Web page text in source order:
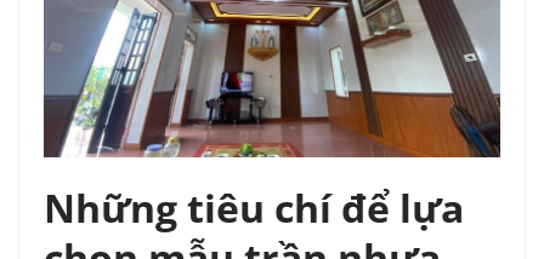
Những tiêu chí để lựa